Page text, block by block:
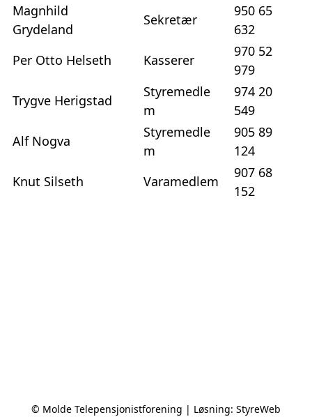
Magnhild
Grydeland
Sekretær
950 65
632
Per Otto Helseth
Kasserer
970 52
979
Trygve Herigstad
Styremedle
m
974 20
549
Alf Nogva
Styremedle
m
905 89
124
Knut Silseth
Varamedlem
907 68
152
© Molde Telepensjonistforening | Løsning: StyreWeb